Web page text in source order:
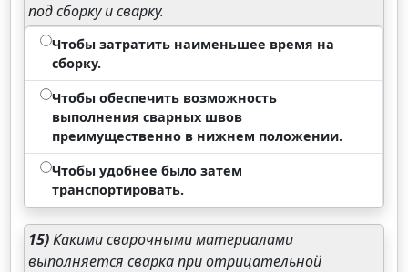
под сборку и сварку.
Чтобы затратить наименьшее время на
сборку.
Чтобы обеспечить возможность
выполнения сварных швов
преимущественно в нижнем положении.
Чтобы удобнее было затем
транспортировать.
15)Какими сварочными материалами
выполняется сварка при отрицательной